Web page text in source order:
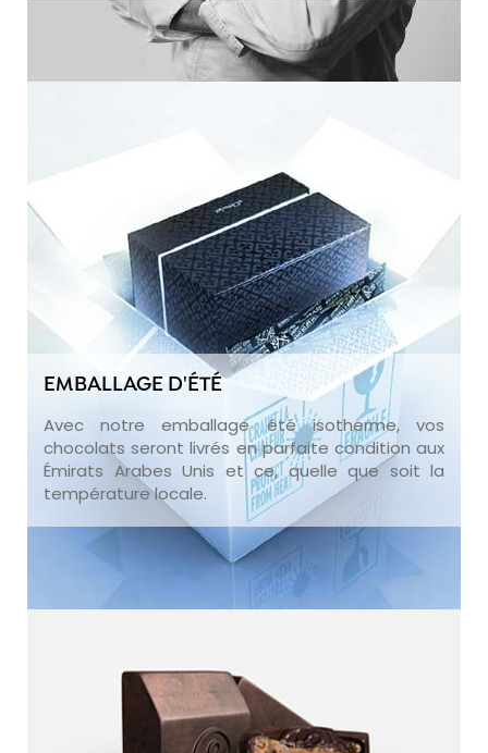
EMBALLAGE D'ÉTÉ
Avec notre emballage été isotherme, vos
chocolats seront livrés en parfaite condition aux
Émirats Arabes Unis et ce, quelle que soit la
température locale.